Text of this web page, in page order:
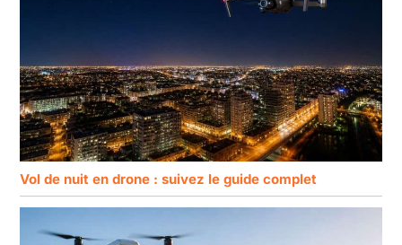
Vol de nuit en drone : suivez le guide complet